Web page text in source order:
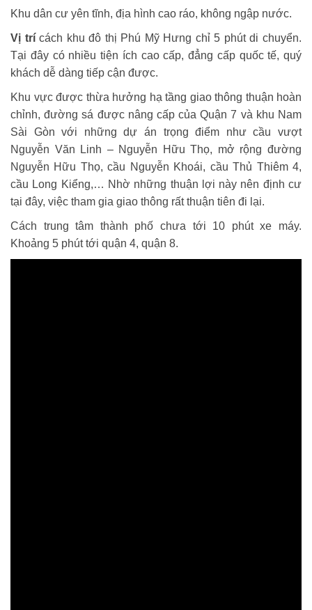
Khu dân cư yên tĩnh, địa hình cao ráo, không ngập nước.
Vị trícách khu đô thị Phú Mỹ Hưng chỉ 5 phút di chuyển.
Tại đây có nhiều tiện ích cao cấp, đẳng cấp quốc tế, quý
khách dễ dàng tiếp cận được.
Khu vực được thừa hưởng hạ tầng giao thông thuận hoàn
chỉnh, đường sá được nâng cấp của Quận 7 và khu Nam
Sài Gòn với những dự án trọng điểm như cầu vượt
Nguyễn Văn Linh – Nguyễn Hữu Thọ, mở rộng đường
Nguyễn Hữu Thọ, cầu Nguyễn Khoái, cầu Thủ Thiêm 4,
cầu Long Kiểng,… Nhờ những thuận lợi này nên định cư
tại đây, việc tham gia giao thông rất thuận tiên đi lại.
Cách trung tâm thành phố chưa tới 10 phút xe máy.
Khoảng 5 phút tới quận 4, quận 8.